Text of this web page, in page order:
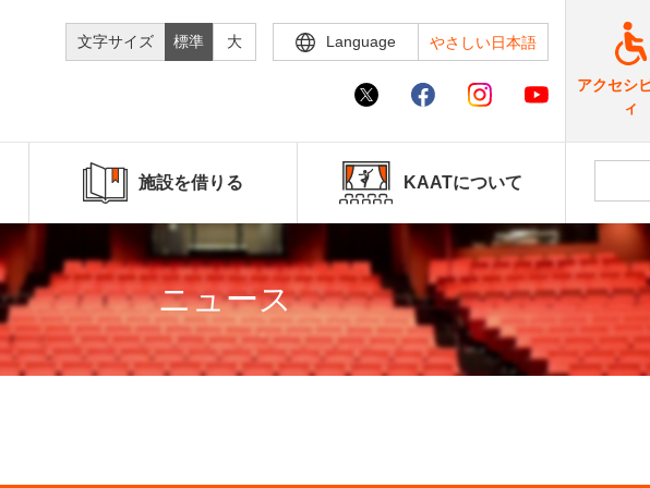
文字サイズ 標準 大 Language やさしい日本語
アクセシ
ィ
施設を借りる KAATについて
ニュース